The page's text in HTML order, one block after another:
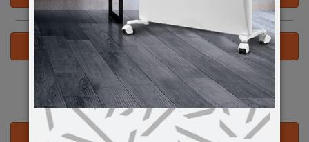
ILI
KUPI ODMAH
Već od 32.09 KM na 18 mj.
KUPI NA RATE